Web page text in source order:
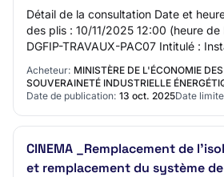
Détail de la consultation Date et
des plis : 10/11/2025 12:00 (heure de
DGFIP-TRAVAUX-PAC07 Intitulé :
pompe à chaleur - CDFIP Tournon-
Acheteur: MINISTÈRE DE L'ÉCONOMIE
SOUVERAINETÉ INDUSTRIELLE
Date de publication: 13 oct. 2025Date
CINEMA _Remplacement de
et remplacement du système